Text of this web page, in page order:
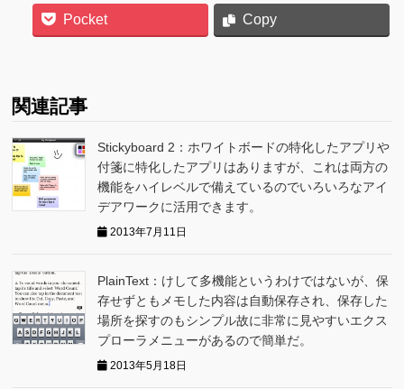
Pocket Copy
関連記事
Stickyboard 2：ホワイトボードの特化したアプリや
付箋に特化したアプリはありますが、これは両方の
機能をハイレベルで備えているのでいろいろなアイ
デアワークに活用できます。
2013年7月11日
PlainText：けして多機能というわけではないが、保
存せずともメモした内容は自動保存され、保存した
場所を探すのもシンプル故に非常に見やすいエクス
プローラメニューがあるので簡単だ。
2013年5月18日